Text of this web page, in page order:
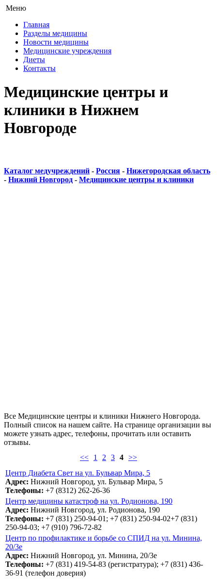
Меню
Главная
Разделы медицины
Новости медицины
Медицинские учреждения
Диеты
Контакты
Медицинские центры и
клиники в Нижнем
Новгороде
Каталог медучреждений - Россия - Нижегородская область
- Нижний Новгород - Медицинские центры и клиники
Все Медицинские центры и клиники Нижнего Новгорода.
Полный список на нашем сайте. На странице организации вы
можете узнать адрес, телефоны, прочитать или оставить
отзывы.
<<
1 2 3 4 >>
Центр Диабета Свет на ул. Бульвар Мира, 5
Адрес: Нижний Новгород, ул. Бульвар Мира, 5
Телефоны: +7 (8312) 262-26-36
Центр медицины катастроф на ул. Родионова, 190
Адрес: Нижний Новгород, ул. Родионова, 190
Телефоны: +7 (831) 250-94-01; +7 (831) 250-94-02+7 (831)
250-94-03; +7 (910) 796-72-82
Центр по профилактике и борьбе со СПИД на ул. Минина,
20/3е
Адрес: Нижний Новгород, ул. Минина, 20/3е
Телефоны: +7 (831) 419-54-83 (регистратура); +7 (831) 436-
36-91 (телефон доверия)